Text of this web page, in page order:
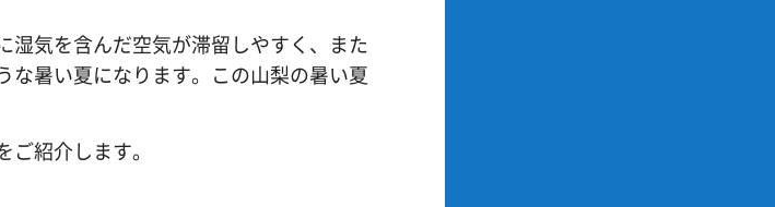
湿気を含んだ空気が滞留しやすく、また
な暑い夏になります。この山梨の暑い夏
紹介します。